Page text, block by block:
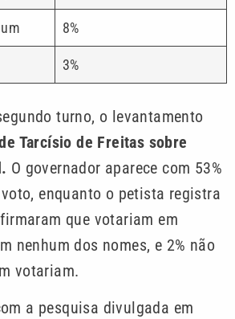
8%
3%
turno, o levantamento
Tarcísio de Freitas sobre
O governador aparece com 53%
enquanto o petista registra
que votariam em
nenhum dos nomes, e 2% não
votariam.
a pesquisa divulgada em